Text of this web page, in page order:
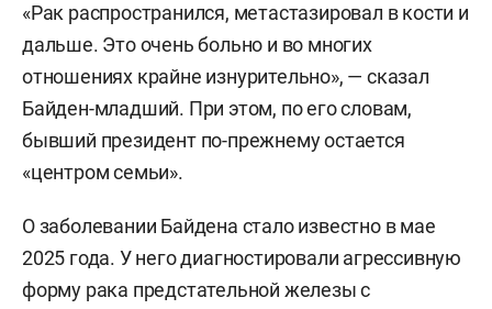
«Рак распространился, метастазировал в кости и
дальше. Это очень больно и во многих
отношениях крайне изнурительно», — сказал
Байден-младший. При этом, по его словам,
бывший президент по-прежнему остается
«центром семьи».
О заболевании Байдена стало известно в мае
2025 года. У него диагностировали агрессивную
форму рака предстательной железы с